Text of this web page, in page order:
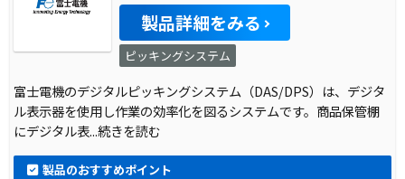
製品詳細をみる
ピッキングシステム
富士電機のデジタルピッキングシステム（DAS/DPS）は、デジタ
ル表示器を使用し作業の効率化を図るシステムです。商品保管棚
にデジタル表...続きを読む
製品のおすすめポイント